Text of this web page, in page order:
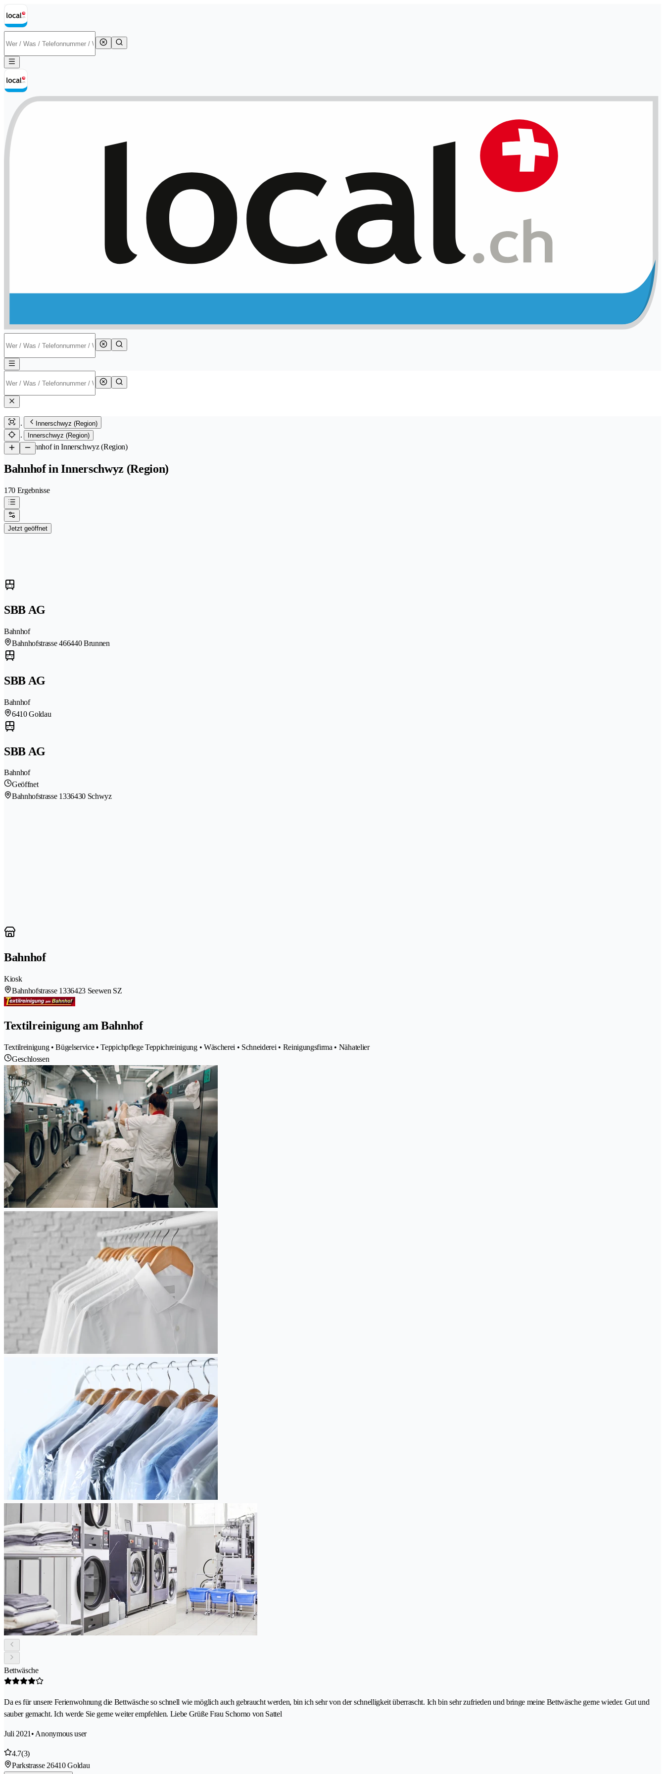
Innerschwyz (Region)
Innerschwyz (Region)
/Bahnhof in Innerschwyz (Region)
Bahnhof in Innerschwyz (Region)
170 Ergebnisse
Jetzt geöffnet
SBB AG
Bahnhof
Bahnhofstrasse 466440 Brunnen
SBB AG
Bahnhof
6410 Goldau
SBB AG
Bahnhof
Geöffnet
Bahnhofstrasse 1336430 Schwyz
Bahnhof
Kiosk
Bahnhofstrasse 1336423 Seewen SZ
Textilreinigung am Bahnhof
Textilreinigung • Bügelservice • Teppichpflege Teppichreinigung • Wäscherei • Schneiderei • Reinigungsfirma • Nähatelier
Geschlossen
Bettwäsche
Da es für unsere Ferienwohnung die Bettwäsche so schnell wie möglich auch gebraucht werden, bin ich sehr von der schnelligkeit überrascht. Ich bin sehr zufrieden und bringe meine Bettwäsche gerne wieder. Gut und
sauber gemacht. Ich werde Sie gerne weiter empfehlen. Liebe Grüße Frau Schorno von Sattel
Juli 2021 • Anonymous user
4.7(3)
Parkstrasse 26410 Goldau